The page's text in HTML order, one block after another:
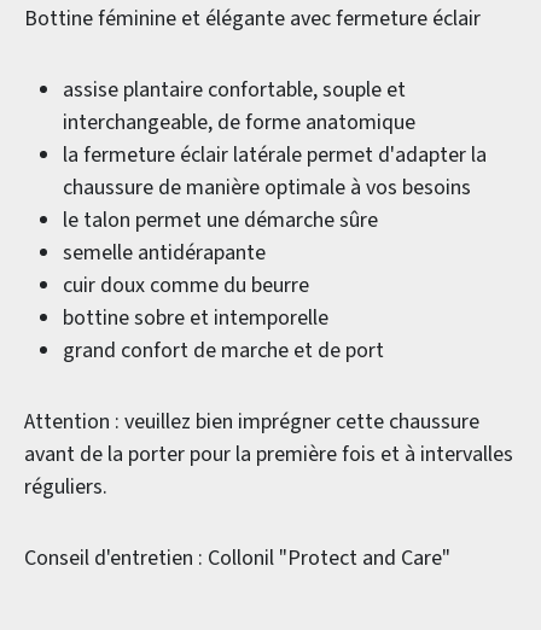
Bottine féminine et élégante avec fermeture éclair
assise plantaire confortable, souple et
interchangeable, de forme anatomique
la fermeture éclair latérale permet d'adapter la
chaussure de manière optimale à vos besoins
le talon permet une démarche sûre
semelle antidérapante
cuir doux comme du beurre
bottine sobre et intemporelle
grand confort de marche et de port
Attention : veuillez bien imprégner cette chaussure
avant de la porter pour la première fois et à intervalles
réguliers.
Conseil d'entretien : Collonil "Protect and Care"